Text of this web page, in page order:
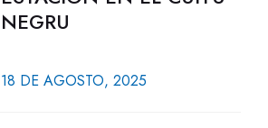
NEGRU
18 DE AGOSTO, 2025